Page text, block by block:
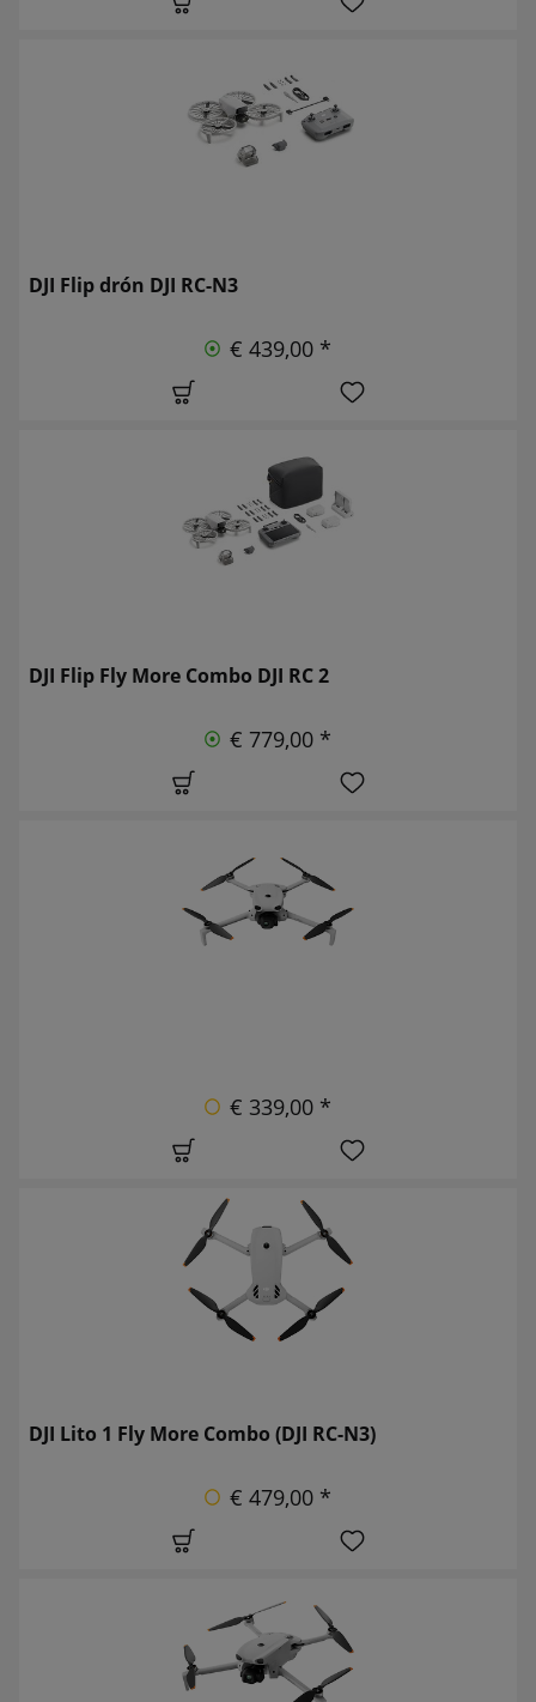
DJI Flip drón DJI RC-N3
€ 439,00 *
DJI Flip Fly More Combo DJI RC 2
€ 779,00 *
€ 339,00 *
DJI Lito 1 Fly More Combo (DJI RC-N3)
€ 479,00 *